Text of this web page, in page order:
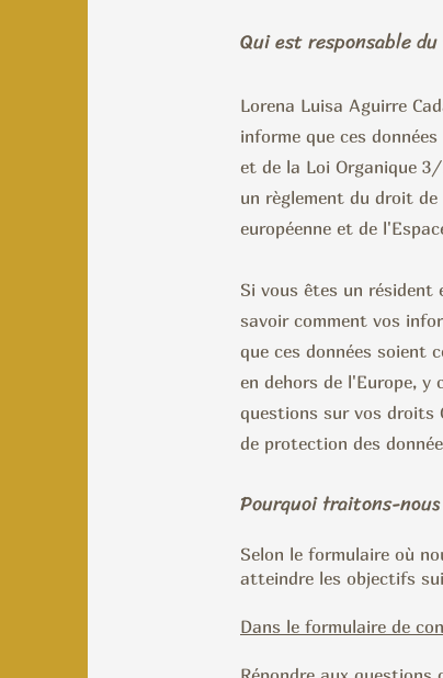
Qui est responsable
Lorena Luisa Aguirre
informe que ces
et de la Loi Organique 3/
un règlement du droit
européenne et de
Si vous êtes un résident
savoir comment vos
que ces données soient
en dehors de l'Europe,
questions sur vos droits
de protection des
Pourquoi traitons-
Selon le formulaire où
atteindre les objectifs
Dans le formulaire de